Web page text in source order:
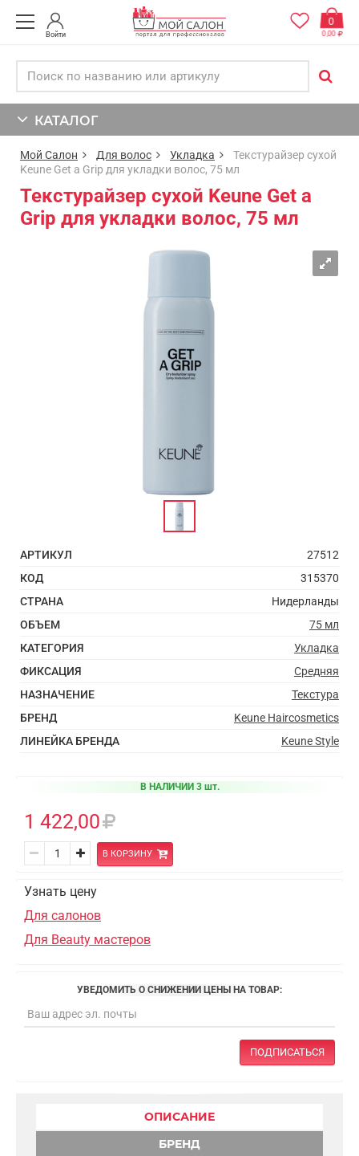
Войти
0
0,00
КАТАЛОГ
Мой Салон Для волос Укладка
Текстурайзер сухой
Keune Get a Grip для укладки волос, 75 мл
Текстурайзер сухой Keune Get a
Grip для укладки волос, 75 мл
АРТИКУЛ
27512
КОД
315370
СТРАНА
Нидерланды
ОБЪЕМ
75 мл
КАТЕГОРИЯ
Укладка
ФИКСАЦИЯ
Средняя
НАЗНАЧЕНИЕ
Текстура
БРЕНД
Keune Haircosmetics
ЛИНЕЙКА БРЕНДА
Keune Style
В НАЛИЧИИ 3 шт.
1 422,00
В КОРЗИНУ
Узнать цену
Для салонов
Для Beauty мастеров
УВЕДОМИТЬ О СНИЖЕНИИ ЦЕНЫ НА ТОВАР:
ПОДПИСАТЬСЯ
ОПИСАНИЕ
БРЕНД